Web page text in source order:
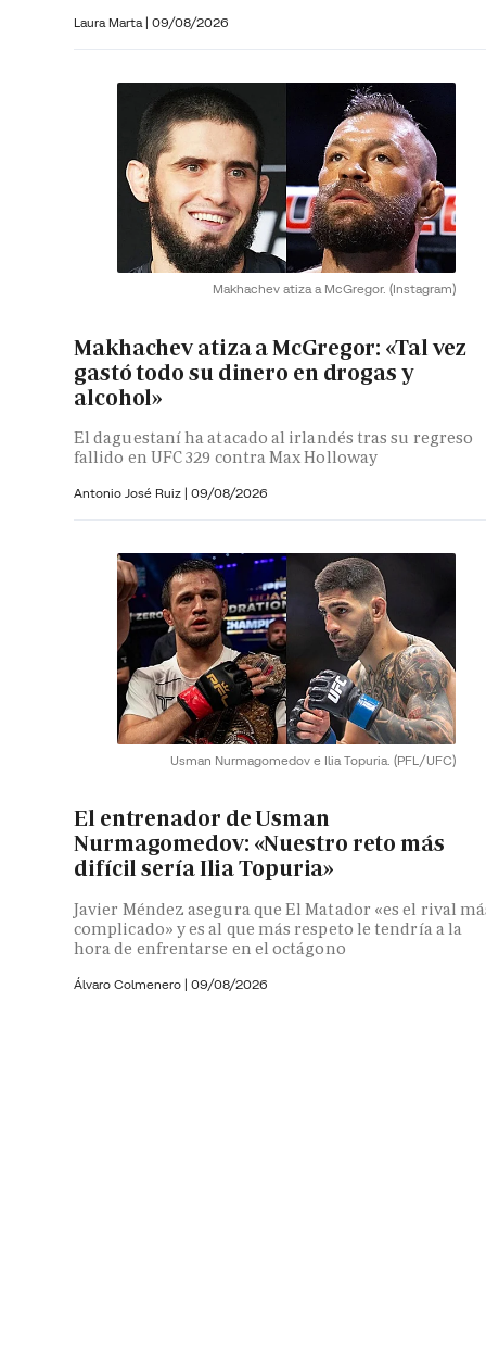
Laura Marta | 09/08/2026
Makhachev atiza a McGregor. (Instagram)
Makhachev atiza a McGregor: «Tal vez
gastó todo su dinero en drogas y
alcohol»
El daguestaní ha atacado al irlandés tras su regreso
fallido en UFC 329 contra Max Holloway
Antonio José Ruiz | 09/08/2026
Usman Nurmagomedov e Ilia Topuria. (PFL/UFC)
El entrenador de Usman
Nurmagomedov: «Nuestro reto más
difícil sería Ilia Topuria»
Javier Méndez asegura que El Matador «es el rival
complicado» y es al que más respeto le tendría a la
hora de enfrentarse en el octágono
Álvaro Colmenero | 09/08/2026